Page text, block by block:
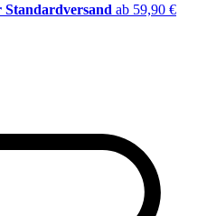
Standardversand ab 59,90 €